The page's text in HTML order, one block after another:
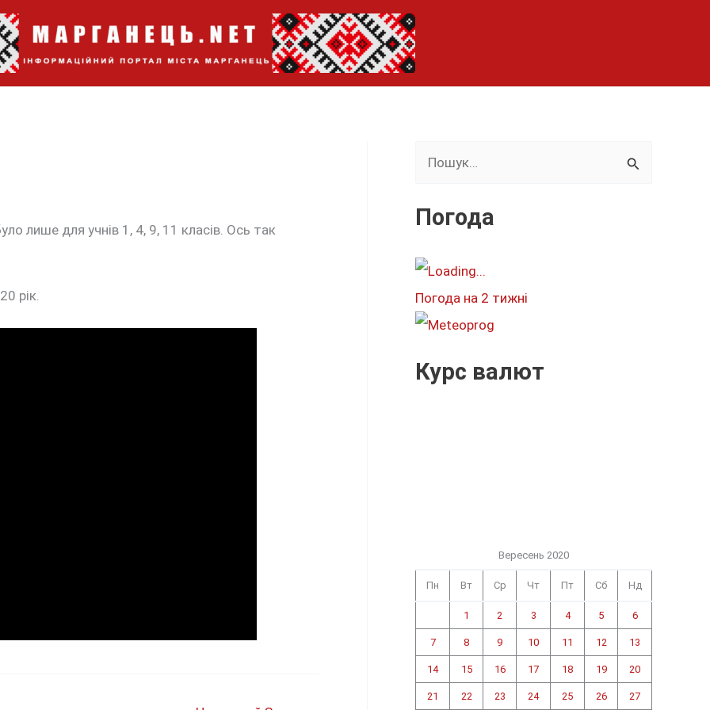
лише для учнів 1, 4, 9, 11 класів. Ось так
рік.
к
т
:
Погода
Погода на 2 тижні
Курс валют
Вересень 2020
Пн Вт Ср Чт Пт Сб Нд
1 2 3 4 5 6
7 8 9 10 11 12 13
14 15 16 17 18 19 20
21 22 23 24 25 26 27